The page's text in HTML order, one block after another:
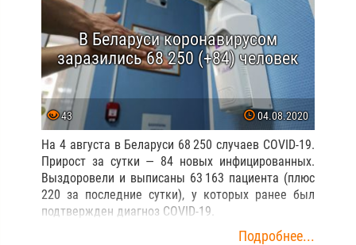
В Беларуси коронавирусом
заразились 68 250 (+84) человек
43 04.08.2020
На 4 августа в Беларуси 68 250 случаев COVID-19.
Прирост за сутки — 84 новых инфицированных.
Выздоровели и выписаны 63 163 пациента (плюс
220 за последние сутки), у которых ранее был
подтвержден диагноз COVID-19.
Подробнее...